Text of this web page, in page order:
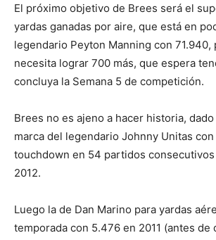
El próximo objetivo de Brees será el
yardas ganadas por aire, que está en
legendario Peyton Manning con 71.940,
necesita lograr 700 más, que espera
concluya la Semana 5 de competición.
Brees no es ajeno a hacer historia,
marca del legendario Johnny Unitas
touchdown en 54 partidos
2012.
Luego la de Dan Marino para yardas
temporada con 5.476 en 2011 (antes de